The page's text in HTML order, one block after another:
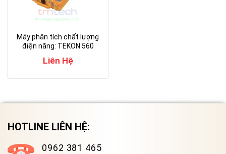
Máy phân tích chất lượng
điện năng: TEKON 560
Liên Hệ
HOTLINE LIÊN HỆ:
0962 381 465